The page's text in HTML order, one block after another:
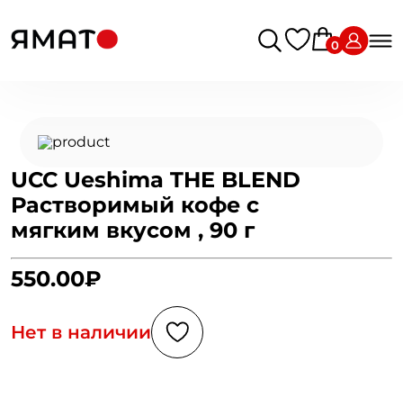
0
UCC Ueshima THE BLEND
Растворимый кофе с
мягким вкусом , 90 г
550.00₽
Нет в наличии